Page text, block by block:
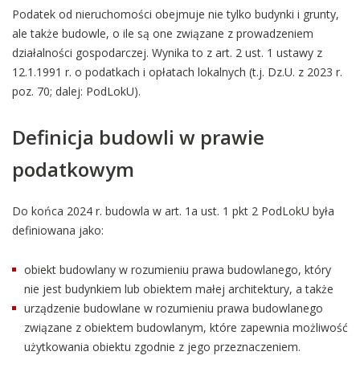
Podatek od nieruchomości obejmuje nie tylko budynki i grunty,
ale także budowle, o ile są one związane z prowadzeniem
działalności gospodarczej. Wynika to z art. 2 ust. 1 ustawy z
12.1.1991 r. o podatkach i opłatach lokalnych (t.j. Dz.U. z 2023 r.
poz. 70; dalej: PodLokU).
Definicja budowli w prawie
podatkowym
Do końca 2024 r. budowla w art. 1a ust. 1 pkt 2 PodLokU była
definiowana jako:
obiekt budowlany w rozumieniu prawa budowlanego, który
nie jest budynkiem lub obiektem małej architektury, a także
urządzenie budowlane w rozumieniu prawa budowlanego
związane z obiektem budowlanym, które zapewnia możliwość
użytkowania obiektu zgodnie z jego przeznaczeniem.